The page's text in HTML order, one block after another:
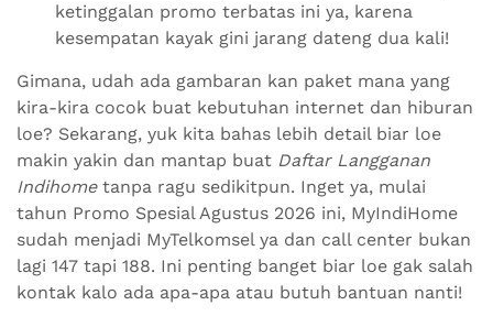
ketinggalan promo terbatas ini ya, karena
kesempatan kayak gini jarang dateng dua kali!
Gimana, udah ada gambaran kan paket mana yang
kira-kira cocok buat kebutuhan internet dan hiburan
loe? Sekarang, yuk kita bahas lebih detail biar loe
makin yakin dan mantap buat Daftar Langganan
Indihometanpa ragu sedikitpun. Inget ya, mulai
tahun Promo Spesial Agustus 2026 ini, MyIndiHome
sudah menjadi MyTelkomsel ya dan call center bukan
lagi 147 tapi 188. Ini penting banget biar loe gak salah
kontak kalo ada apa-apa atau butuh bantuan nanti!